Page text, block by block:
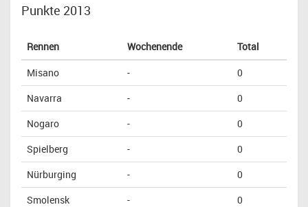
Punkte 2013
Rennen Wochenende
Total
Misano
-
0
Navarra
-
0
Nogaro
-
0
Spielberg
-
0
Nürburging
-
0
Smolensk
-
0